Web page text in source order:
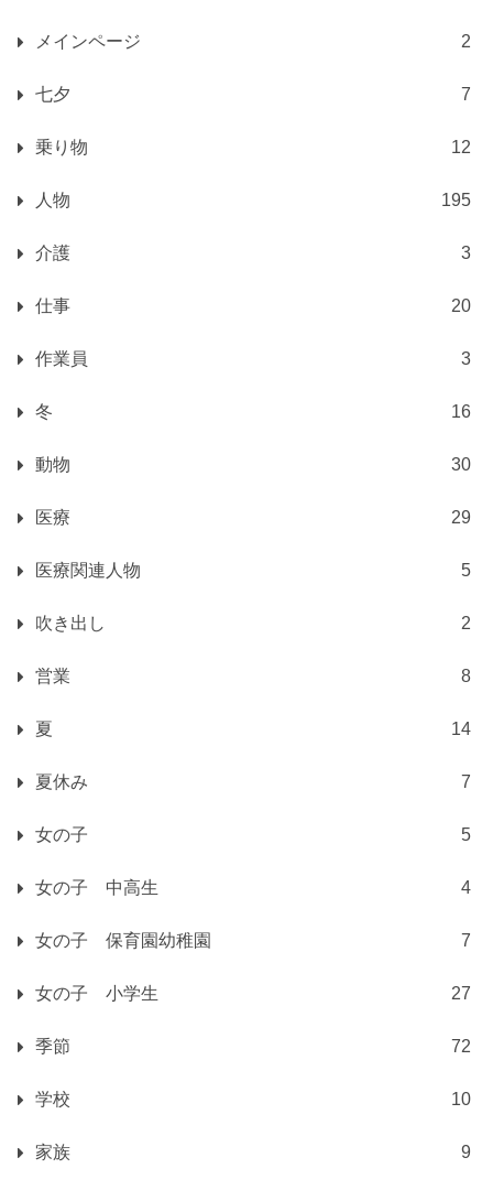
メインページ 2
七夕 7
乗り物 12
人物 195
介護 3
仕事 20
作業員 3
冬 16
動物 30
医療 29
医療関連人物 5
吹き出し 2
営業 8
夏 14
夏休み 7
女の子 5
女の子 中高生 4
女の子 保育園幼稚園 7
女の子 小学生 27
季節 72
学校 10
家族 9